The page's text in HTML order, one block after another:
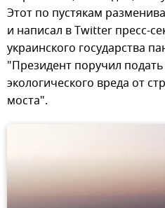
Этот по пустякам
и написал в Twitter пресс-
украинского государства
"Президент поручил
экологического вреда от
моста".